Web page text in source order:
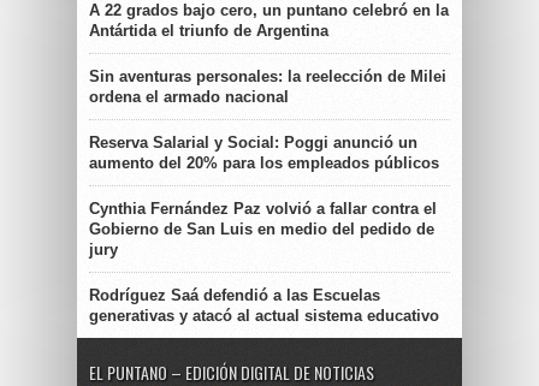
A 22 grados bajo cero, un puntano celebró en la
Antártida el triunfo de Argentina
Sin aventuras personales: la reelección de Milei
ordena el armado nacional
Reserva Salarial y Social: Poggi anunció un
aumento del 20% para los empleados públicos
Cynthia Fernández Paz volvió a fallar contra el
Gobierno de San Luis en medio del pedido de
jury
Rodríguez Saá defendió a las Escuelas
generativas y atacó al actual sistema educativo
EL PUNTANO – EDICIÓN DIGITAL DE NOTICIAS